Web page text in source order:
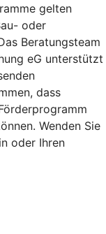
gelten
oder
Beratungsteam
eG unterstützt
dass
Wenden Sie
oder Ihren